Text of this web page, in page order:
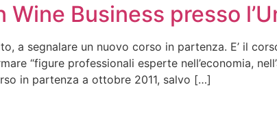
Business presso
a segnalare un nuovo corso in partenza. E’ il
“figure professionali esperte nell’economia,
in partenza a ottobre 2011, salvo […]